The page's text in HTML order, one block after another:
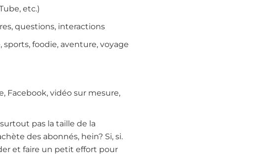
etc.)
questions, interactions
foodie, aventure, voyage
Facebook, vidéo sur mesure,
pas la taille de la
des abonnés, hein? Si, si.
et faire un petit effort pour